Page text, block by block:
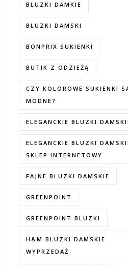
BLUZKI DAMKIE
BLUZKI DAMSKI
BONPRIX SUKIENKI
BUTIK Z ODZIEŻĄ
CZY KOLOROWE SUKIENKI
MODNE?
ELEGANCKIE BLUZKI
ELEGANCKIE BLUZKI
SKLEP INTERNETOWY
FAJNE BLUZKI DAMSKIE
GREENPOINT
GREENPOINT BLUZKI
H&M BLUZKI DAMSKIE
WYPRZEDAŻ